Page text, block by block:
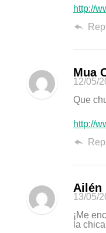
http://
Mua
12/05/
Que
http://
Ailén
13/05/
¡Me
la